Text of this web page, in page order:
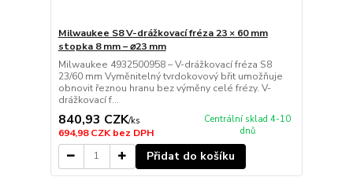
Milwaukee S8 V-drážkovací fréza 23 × 60 mm
stopka 8 mm – ⌀23 mm
Milwaukee 4932500958 – V-drážkovací fréza S8
23/60 mm Vyměnitelný tvrdokovový břit umožňuje
obnovit řeznou hranu bez výměny celé frézy. V-
drážkovací f...
840,93 CZK/ks
694,98 CZKbez DPH
Centrální sklad 4-10
dnů
Přidat do košíku